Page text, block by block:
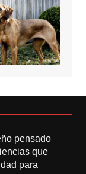
pensado
que
para